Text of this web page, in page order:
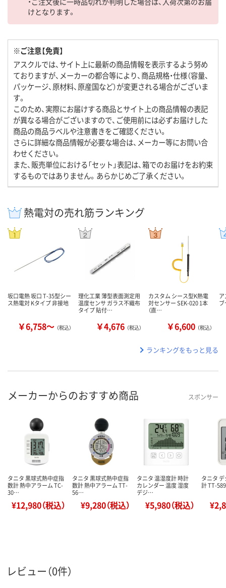
けとなります。
※ご注意【免責】
アスクルでは、サイト上に最新の商品情報を表示するよう努め
ておりますが、メーカーの都合等により、商品規格・仕様（容量、
パッケージ、原材料、原産国など）が変更される場合がございま
す。
このため、実際にお届けする商品とサイト上の商品情報の表記
が異なる場合がございますので、ご使用前には必ずお届けした
商品の商品ラベルや注意書きをご確認ください。
さらに詳細な商品情報が必要な場合は、メーカー等にお問い合
わせください。
また、販売単位における「セット」表記は、箱でのお届けをお約束
するものではありません。あらかじめご了承ください。
熱電対の売れ筋ランキング
坂口電熱 坂口 T-35型シー
ス熱電対 Kタイプ 非接地
￥6,758～ （税込）
理化工業 薄型表面測定用
温度センサ ガラス不織布
タイプ 貼付…
￥4,676 （税込）
カスタム シース型K熱電
対センサー SEK-020 1本
（直…
￥6,600 （税込）
ランキングをもっと見る
メーカーからのおすすめ商品 スポンサー
タニタ 黒球式熱中症指
数計 熱中アラーム TC-
30…
¥12,980（税込）
タニタ 黒球式熱中症指
数計 熱中アラーム TT-
56…
¥9,280（税込）
タニタ 温湿度計 時計
カレンダー 温度 湿度
デジ…
¥5,980（税込）
タニタ
計 TT-
レビュー（0件）